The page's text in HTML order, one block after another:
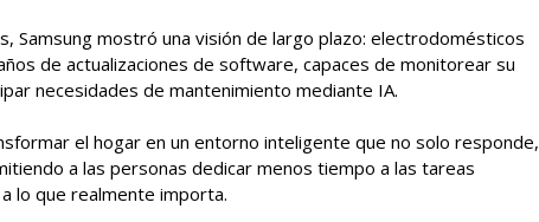
Samsung mostró una visión de largo plazo: electrodomésticos
de actualizaciones de software, capaces de monitorear su
necesidades de mantenimiento mediante IA.
el hogar en un entorno inteligente que no solo responde,
a las personas dedicar menos tiempo a las tareas
lo que realmente importa.